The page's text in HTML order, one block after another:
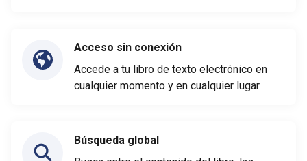
Acceso sin conexión
Accede a tu libro de texto electrónico en
cualquier momento y en cualquier lugar
Búsqueda global